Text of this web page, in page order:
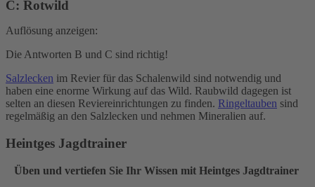
C: Rotwild
Auflösung anzeigen:
Die Antworten B und C sind richtig!
Salzlecken im Revier für das Schalenwild sind notwendig und
haben eine enorme Wirkung auf das Wild. Raubwild dagegen ist
selten an diesen Reviereinrichtungen zu finden. Ringeltauben sind
regelmäßig an den Salzlecken und nehmen Mineralien auf.
Heintges Jagdtrainer
Üben und vertiefen Sie Ihr Wissen mit Heintges Jagdtrainer